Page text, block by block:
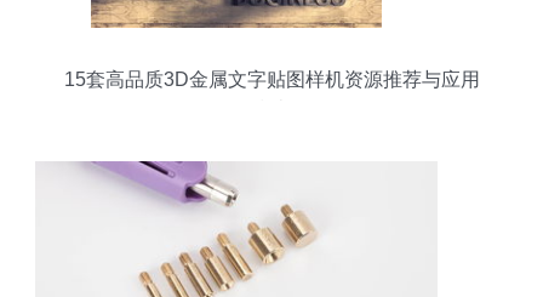
15套高品质3D金属文字贴图样机资源推荐与应用